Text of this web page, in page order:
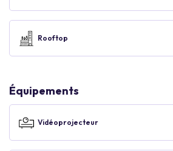
Rooftop
Équipements
Vidéoprojecteur